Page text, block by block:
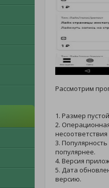
Рассмотрим
1. Размер
2.
3.
популярнее.
4. Версия
5. Дата
версию.